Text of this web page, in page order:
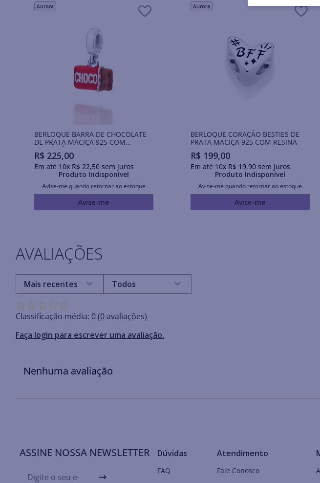
Aurora
BERLOQUE BARRA DE CHOCOLATE
DE PRATA MACIÇA 925 COM
APLICAÇÃO DE RESINA
R$ 225,00
Em até 10x R$ 22,50sem juros
Produto Indisponível
Avise-me quando retornar ao estoque
Avise-me
Aurora
BERLOQUE CORAÇÃO BESTIES DE
PRATA MACIÇA 925 COM RESINA
R$ 199,00
Em até 10x R$ 19,90sem juros
Produto Indisponível
Avise-me quando retornar ao estoque
Avise-me
AVALIAÇÕES
☆☆☆☆☆
Classificação média: 0(0 avaliações)
Faça login para escrever uma avaliação.
Mais recentes Todos
Nenhuma avaliação
ASSINE NOSSA NEWSLETTER Dúvidas
FAQ
Atendimento
Fale Conosco